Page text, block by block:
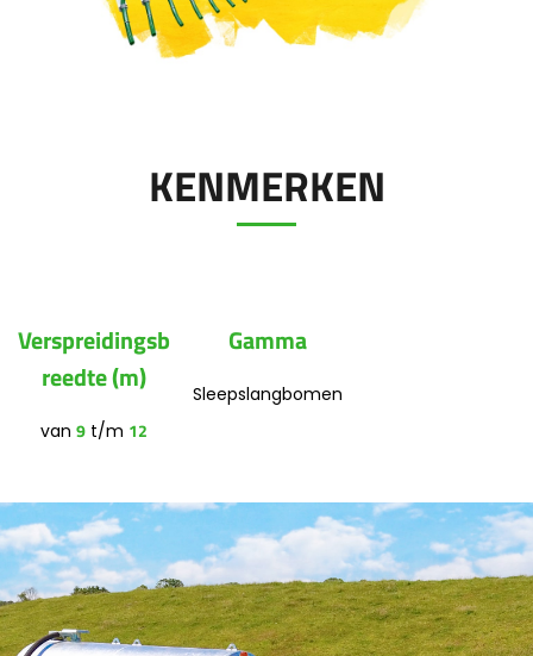
PARTS BOOK
MyJOSKIN
Polski
Italiano
Română
Magyar
Български
KENMERKEN
Verspreidingsb
reedte (m)
van 9t/m 12
Gamma
Sleepslangbomen